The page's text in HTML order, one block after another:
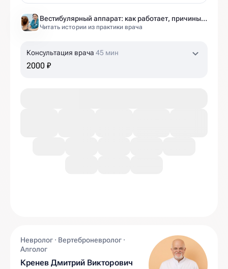
Вестибулярный аппарат: как работает, причины нарушений и как тренировать?
Читать истории из практики врача
Консультация врача 45 мин
2000 ₽
Невролог · Вертеброневролог ·
Алголог
Кренев Дмитрий Викторович